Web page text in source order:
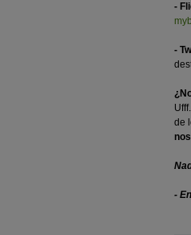
-
-
de
-